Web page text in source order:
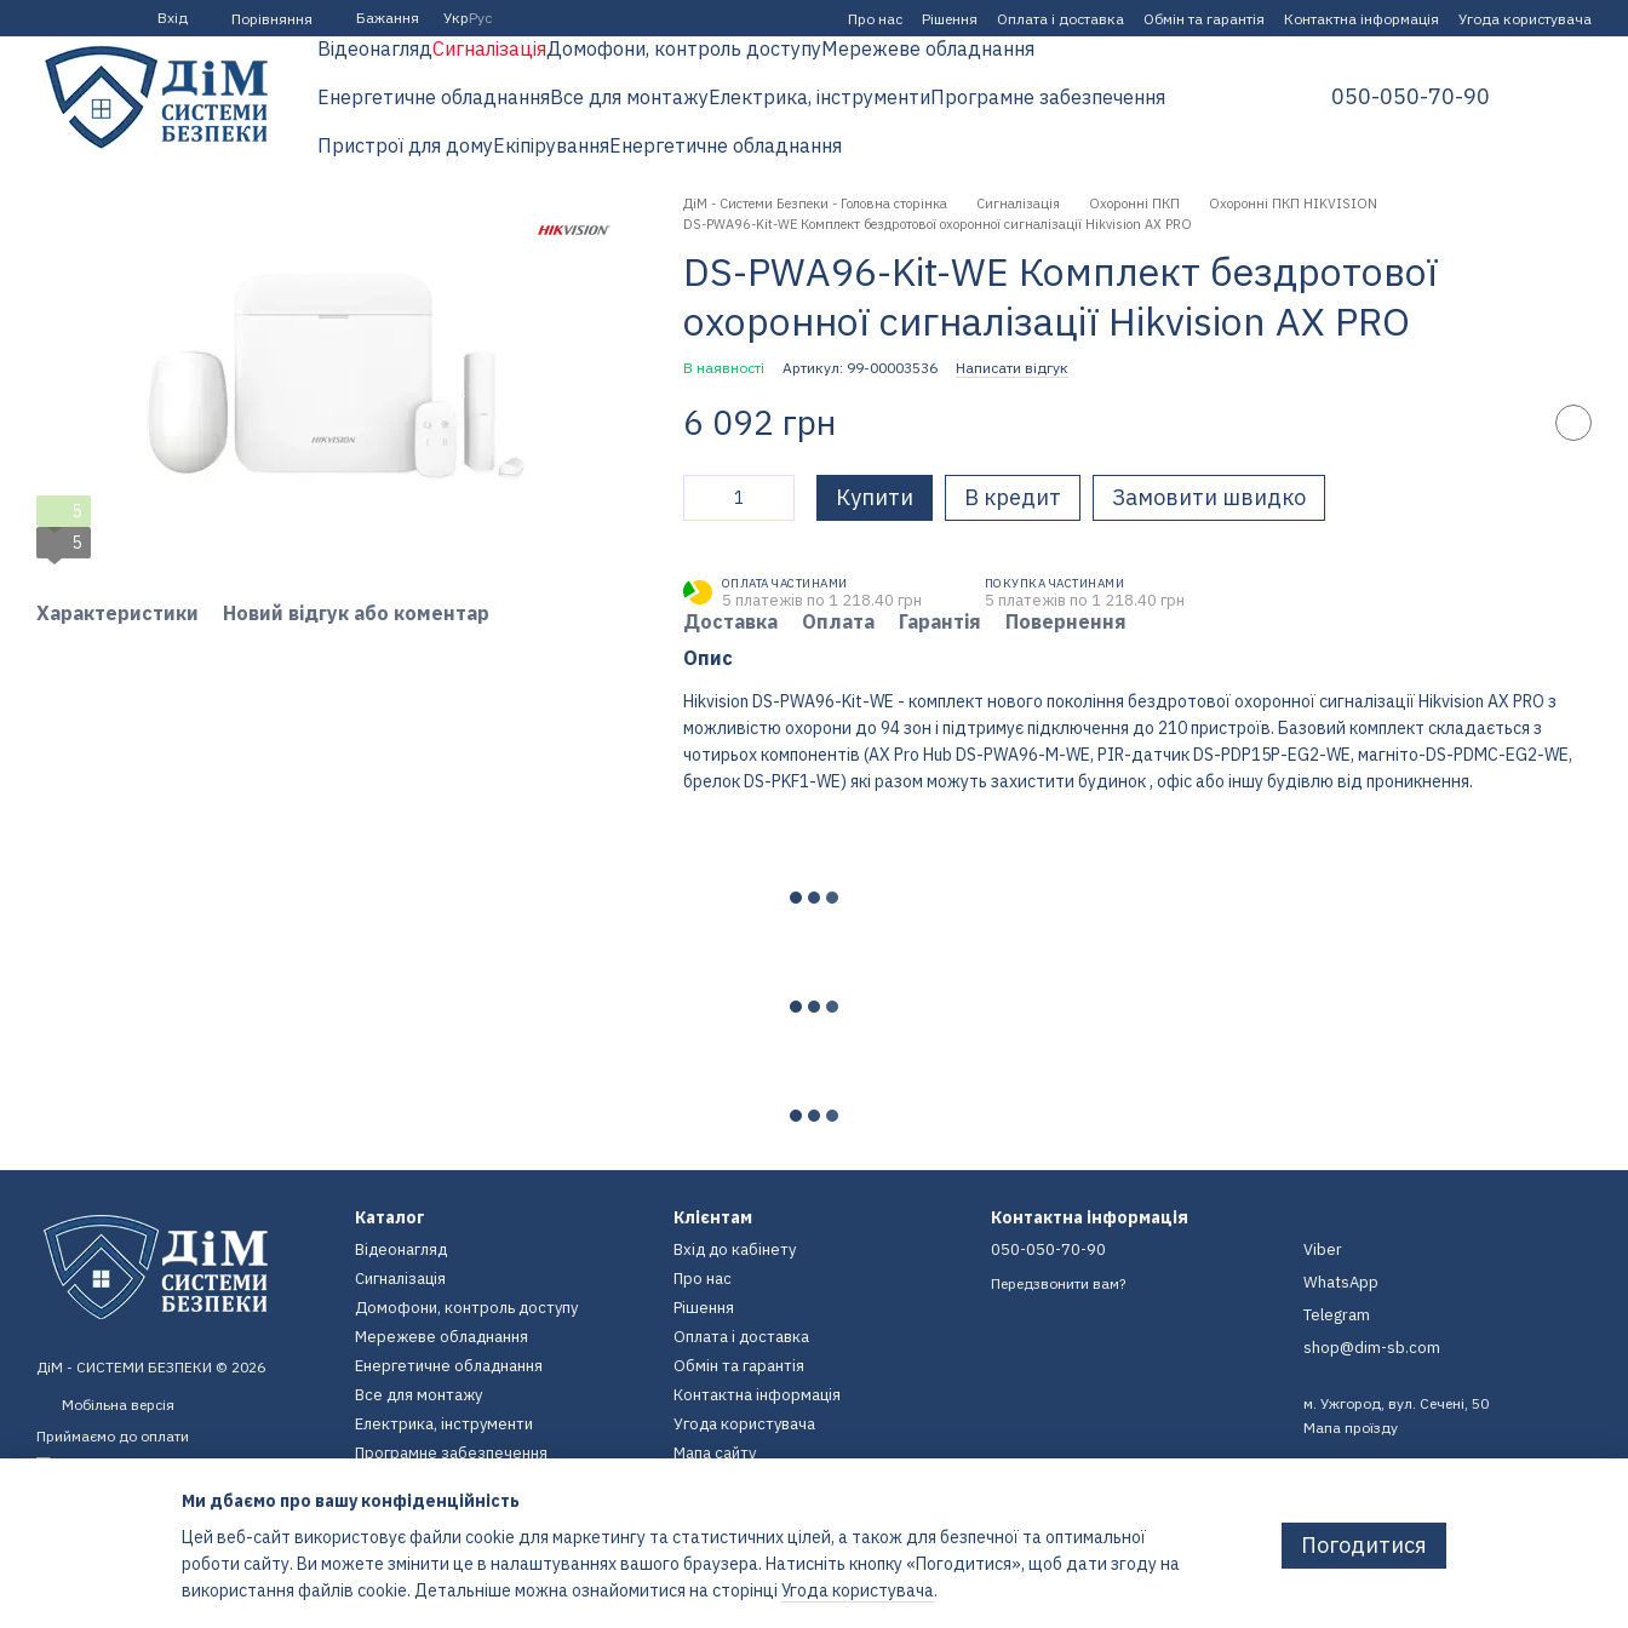
Перейти до основного контенту
Вхід Порівняння Бажання УкрРус Про нас Рішення Оплата і доставка Обмін та гарантія Контактна інформація Угода користувача
ВідеонаглядСигналізаціяДомофони, контроль доступуМережеве обладнання
Енергетичне обладнанняВсе для монтажуЕлектрика, інструментиПрограмне забезпечення
Пристрої для домуЕкіпіруванняЕнергетичне обладнання
050-050-70-90
5
5
Характеристики Новий відгук або коментар
ДіМ - Системи Безпеки - Головна сторінка Сигналізація Охоронні ПКП
Охоронні ПКП HIKVISION
DS-PWA96-Kit-WE Комплект бездротової охоронної сигналізації Hikvision AX PRO
DS-PWA96-Kit-WE Комплект бездротової
охоронної сигналізації Hikvision AX PRO
В наявності Артикул: 99-00003536 Написати відгук
6 092 грн
Купити В кредит Замовити швидко
ОПЛАТА ЧАСТИНАМИ
5 платежів по 1 218.40 грн
ПОКУПКА ЧАСТИНАМИ
5 платежів по 1 218.40 грн
Доставка Оплата Гарантія
Повернення
Опис
Hikvision DS-PWA96-Kit-WE - комплект нового покоління бездротової охоронної сигналізації Hikvision AX PRO з
можливістю охорони до 94 зон і підтримує підключення до 210 пристроїв. Базовий комплект складається з
чотирьох компонентів (AX Pro Hub DS-PWA96-М-WE, PIR-датчик DS-PDP15P-EG2-WE, магніто-DS-PDMC-EG2-WE,
брелок DS-PKF1-WE) які разом можуть захистити будинок , офіс або іншу будівлю від проникнення.
ДіМ - СИСТЕМИ БЕЗПЕКИ © 2026
Мобільна версія
Приймаємо до оплати
Інтернет-магазин створений з Хорошоп
Каталог
Відеонагляд
Сигналізація
Домофони, контроль доступу
Мережеве обладнання
Енергетичне обладнання
Все для монтажу
Електрика, інструменти
Програмне забезпечення
Екіпірування
Енергетичне обладнання
Клієнтам
Вхід до кабінету
Про нас
Рішення
Оплата і доставка
Обмін та гарантія
Контактна інформація
Угода користувача
Мапа сайту
Контактна інформація
050-050-70-90
Передзвонити вам?
Viber
WhatsApp
Telegram
shop@dim-sb.com
м. Ужгород, вул. Сечені, 50
Мапа проїзду
Ми дбаємо про вашу конфіденційність
Цей веб-сайт використовує файли cookie для маркетингу та статистичних цілей, а також для безпечної та оптимальної
роботи сайту. Ви можете змінити це в налаштуваннях вашого браузера. Натисніть кнопку «Погодитися», щоб дати згоду на
використання файлів cookie. Детальніше можна ознайомитися на сторінці Угода користувача.
Погодитися